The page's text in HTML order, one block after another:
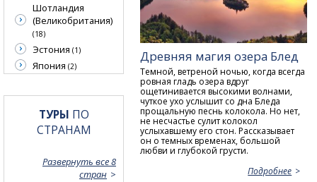
Древняя магия озера Блед
Темной, ветреной ночью, когда всегда
ровная гладь озера вдруг
ощетинивается высокими волнами,
чуткое ухо услышит со дна Бледа
прощальную песнь колокола. Но нет,
не несчастье сулит колокол
услыхавшему его стон. Рассказывает
он о темных временах, большой
любви и глубокой грусти.
Подробнее
Шотландия
(Великобритания)
(18)
Эстония (1)
Япония (2)
ТУРЫ ПО
СТРАНАМ
Развернуть все 8
стран